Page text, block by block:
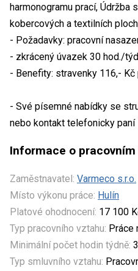
harmonogramu prací, Údržba
kobercových a textilních
- Požadavky: pracovní
- zkrácený úvazek 30 hod./
- Benefity: stravenky 116,- Kč
- Své písemné nabídky se
nebo kontakt telefonicky
Informace o
Zaměstnavatel: Varmeco s.r.o.
Místo výkonu práce: Hulín
Platové ohodnocení: 17 100
Typ pracovního vztahu: Práce
Minimální počet hodin týdně:
Typ smluvního vztahu: